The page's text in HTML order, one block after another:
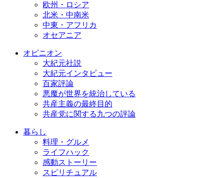
欧州・ロシア
北米・中南米
中東・アフリカ
オセアニア
オピニオン
大紀元社説
大紀元インタビュー
百家評論
悪魔が世界を統治している
共産主義の最終目的
共産党に関する九つの評論
暮らし
料理・グルメ
ライフハック
感動ストーリー
スピリチュアル